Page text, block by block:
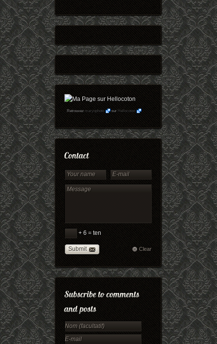
Retrouvezmaryophoto surHellocoton
+ 6 = ten
Submit Clear